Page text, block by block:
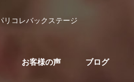
リコレバックステージ
お客様の声 ブログ